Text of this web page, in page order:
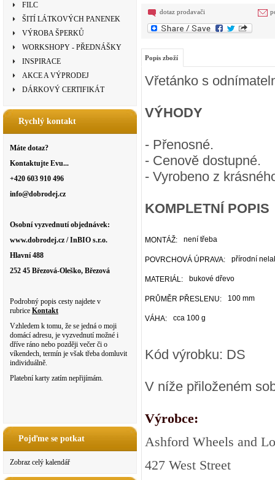
FILC
ŠITÍ LÁTKOVÝCH PANENEK
VÝROBA ŠPERKŮ
WORKSHOPY - PŘEDNÁŠKY
INSPIRACE
AKCE A VÝPRODEJ
DÁRKOVÝ CERTIFIKÁT
Rychlý kontakt
Máte dotaz?
Kontaktujte Evu...
+420 603 910 496
info@dobrodej.cz
Osobní vyzvednutí objednávek:
www.dobrodej.cz / InBIO s.r.o.
Hlavní 488
252 45 Březová-Oleško, Březová
Podrobný popis cesty najdete v
rubrice Kontakt
Vzhledem k tomu, že se jedná o moji
domácí adresu, je vyzvednutí možné i
dříve ráno nebo později večer či o
víkendech, termín je však třeba domluvit
individuálně.
Platební karty zatím nepřijímám.
Pojďme se potkat
Zobraz celý kalendář
dotaz prodavači
Popis zboží
Vřetánko s
VÝHODY
- Přenosné.
- Cenově dostupné.
- Vyrobeno z
KOMPLETNÍ POPIS
MONTÁŽ: není třeba
POVRCHOVÁ ÚPRAVA: přírodní
MATERIÁL: bukové dřevo
PRŮMĚR PŘESLENU: 100 mm
VÁHA: cca 100 g
Kód výrobku: DS
V níže přiloženém
Výrobce:
Ashford Wheels and
427 West Street